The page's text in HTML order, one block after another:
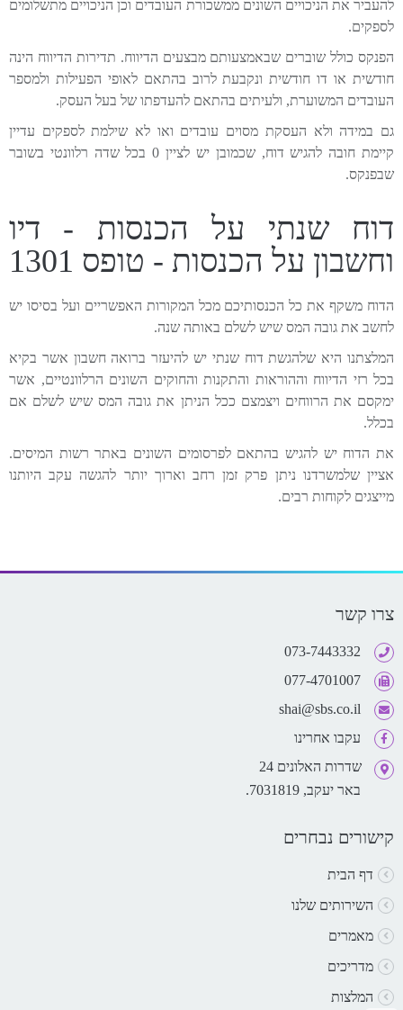
להעביר את הניכויים השונים ממשכורת העובדים וכן הניכויים מתשלומים
לספקים.
הפנקס כולל שוברים שבאמצעותם מבצעים הדיווח. תדירות הדיווח הינה
חודשית או דו חודשית ונקבעת לרוב בהתאם לאופי הפעילות ולמספר
העובדים המשוערת, ולעיתים בהתאם להעדפתו של בעל העסק.
גם במידה ולא העסקת מסוים עובדים ואו לא שילמת לספקים עדיין
קיימת חובה להגיש דוח, שכמובן יש לציין 0 בכל שדה רלוונטי בשובר
שבפנקס.
דוח שנתי על הכנסות - דיו
וחשבון על הכנסות - טופס 1301
הדוח משקף את כל הכנסותיכם מכל המקורות האפשריים ועל בסיסו יש
לחשב את גובה המס שיש לשלם באותה שנה.
המלצתנו היא שלהגשת דוח שנתי יש להיעזר ברואה חשבון אשר בקיא
בכל רזי הדיווח וההוראות והתקנות והחוקים השונים הרלוונטיים, אשר
ימקסם את הרווחים ויצמצם ככל הניתן את גובה המס שיש לשלם אם
בכלל.
את הדוח יש להגיש בהתאם לפרסומים השונים באתר רשות המיסים.
אציין שלמשרדנו ניתן פרק זמן רחב וארוך יותר להגשה עקב היותנו
מייצגים לקוחות רבים.
צרו קשר
073-7443332
077-4701007
shai@sbs.co.il
עקבו אחרינו
שדרות האלונים 24
באר יעקב, 7031819.
קישורים נבחרים
דף הבית
השירותים שלנו
מאמרים
מדריכים
המלצות